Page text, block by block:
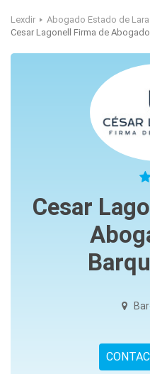
Lexdir Abogado Estado de Lara
Cesar Lagonell Firma de
Cesar